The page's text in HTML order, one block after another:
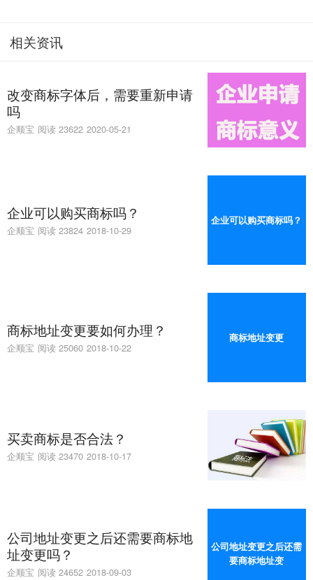
相关资讯
改变商标字体后，需要重新申请
吗
企顺宝 阅读 23622 2020-05-21
企业可以购买商标吗？
企顺宝 阅读 23824 2018-10-29
企业可以购买商标吗？
商标地址变更要如何办理？
企顺宝 阅读 25060 2018-10-22
商标地址变更
买卖商标是否合法？
企顺宝 阅读 23470 2018-10-17
公司地址变更之后还需要商标地
址变更吗？
企顺宝 阅读 24652 2018-09-03
公司地址变更之后还需
要商标地址变